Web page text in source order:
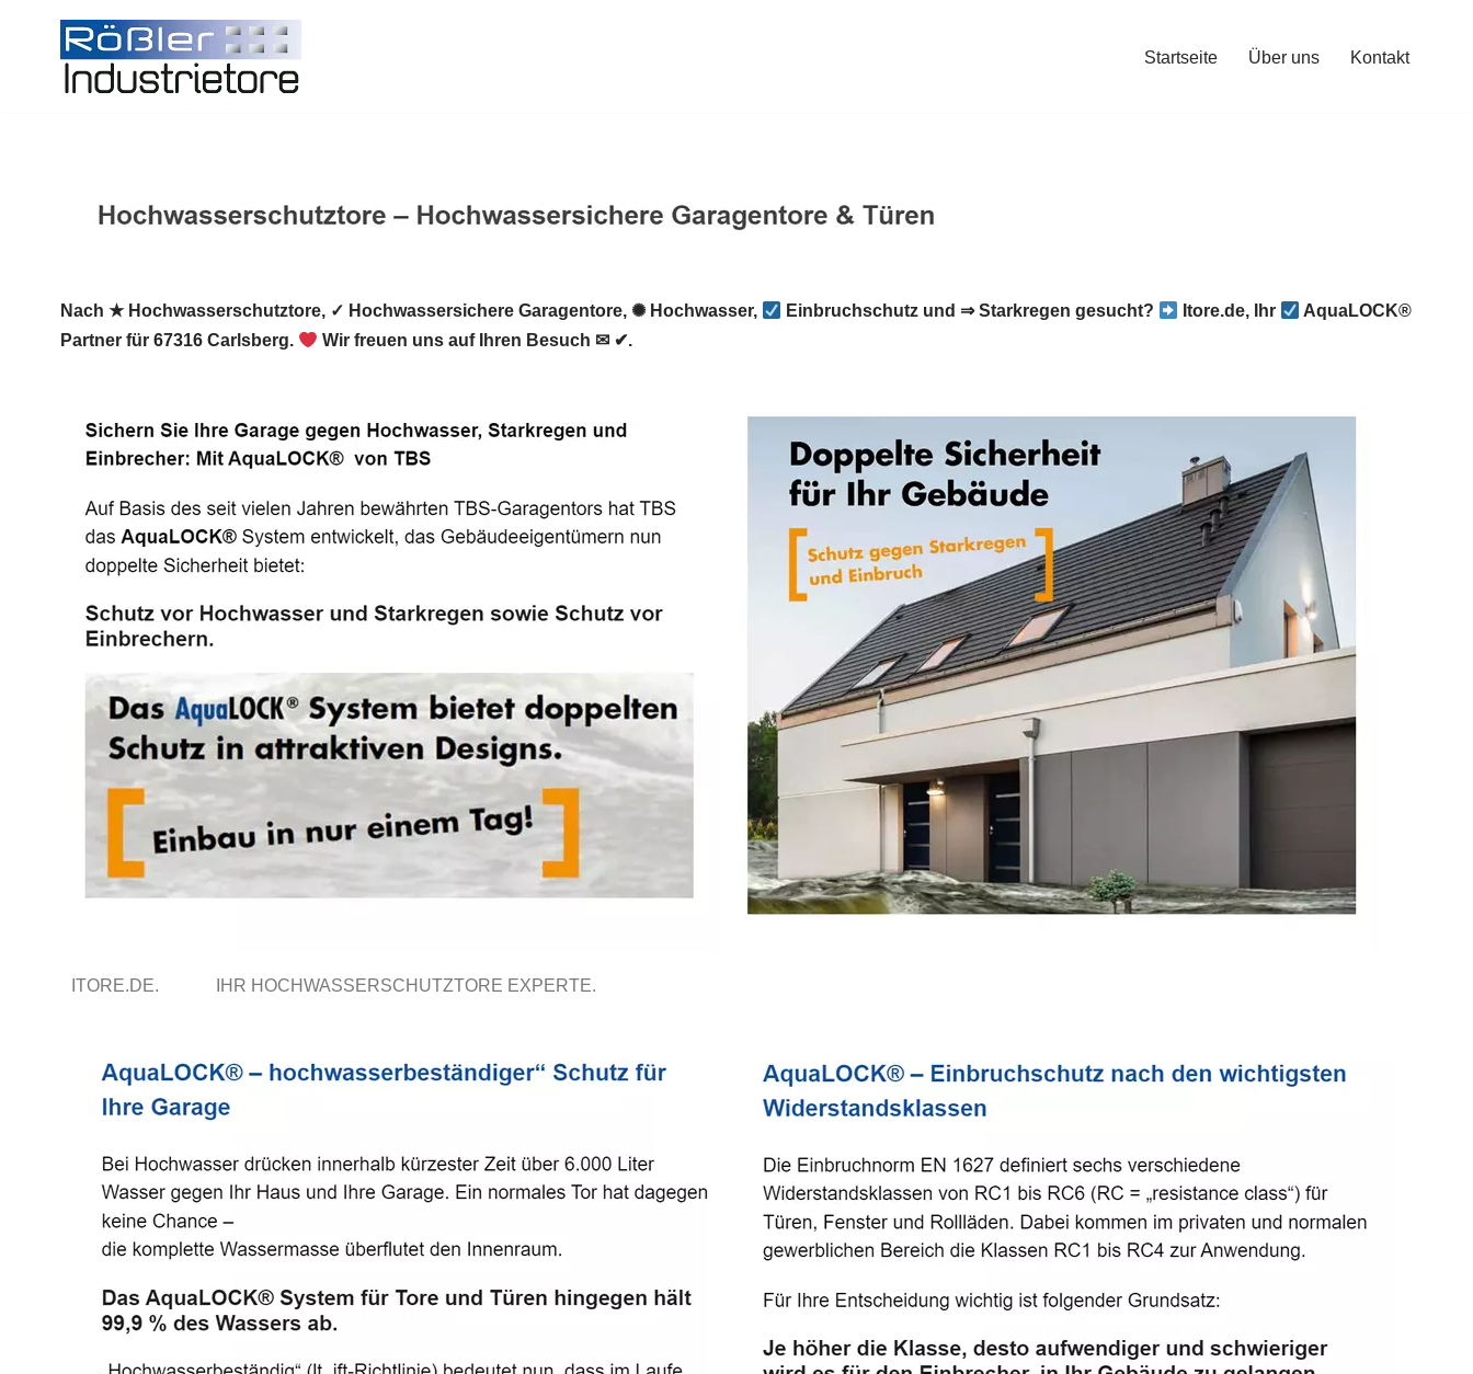
Startseite Über uns Kontakt
Nach ★ Hochwasserschutztore, ✓ Hochwassersichere Garagentore, ✺ Hochwasser, Einbruchschutz und ⇒ Starkregen gesucht? Itore.de, Ihr
AquaLOCK®
Partner für 67316 Carlsberg.
Wir freuen uns auf Ihren Besuch ✉ ✔.
ITORE.DE. IHR HOCHWASSERSCHUTZTORE EXPERTE.